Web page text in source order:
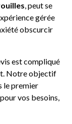
, peut se
gérée
obscurcir
est compliqué
Notre objectif
le premier
vos besoins,